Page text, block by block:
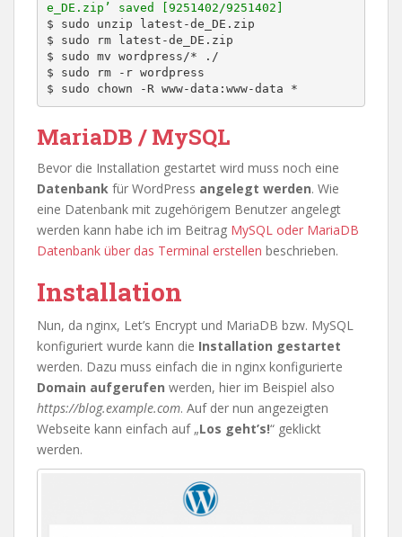
e_DE.zip’ saved [9251402/9251402]
$ sudo unzip latest-de_DE.zip
$ sudo rm latest-de_DE.zip
$ sudo mv wordpress/* ./
$ sudo rm -r wordpress
$ sudo chown -R www-data:www-data *
MariaDB / MySQL
Bevor die Installation gestartet wird muss noch eine
Datenbank für WordPress angelegt werden. Wie
eine Datenbank mit zugehörigem Benutzer angelegt
werden kann habe ich im Beitrag MySQL oder MariaDB
Datenbank über das Terminal erstellen beschrieben.
Installation
Nun, da nginx, Let’s Encrypt und MariaDB bzw. MySQL
konfiguriert wurde kann die Installation gestartet
werden. Dazu muss einfach die in nginx konfigurierte
Domain aufgerufen werden, hier im Beispiel also
https://blog.example.com. Auf der nun angezeigten
Webseite kann einfach auf „Los geht’s!“ geklickt
werden.